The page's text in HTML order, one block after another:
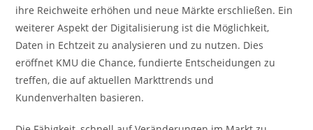
ihre Reichweite erhöhen und neue Märkte erschließen. Ein
weiterer Aspekt der Digitalisierung ist die Möglichkeit,
Daten in Echtzeit zu analysieren und zu nutzen. Dies
eröffnet KMU die Chance, fundierte Entscheidungen zu
treffen, die auf aktuellen Markttrends und
Kundenverhalten basieren.